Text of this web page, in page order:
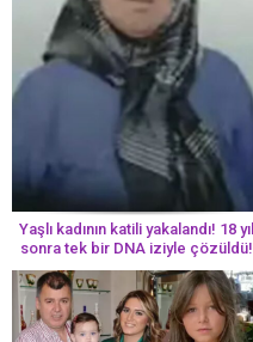
Yaşlı kadının katili yakalandı! 18 yıl
sonra tek bir DNA iziyle çözüldü!